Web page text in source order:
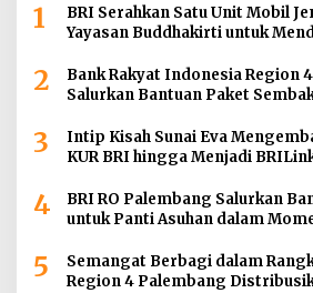
1
BRI Serahkan Satu Unit Mobil
Yayasan Buddhakirti untuk
2
Bank Rakyat Indonesia Region
Salurkan Bantuan Paket
3
Intip Kisah Sunai Eva
KUR BRI hingga Menjadi
4
BRI RO Palembang Salurkan
untuk Panti Asuhan dalam
5
Semangat Berbagi dalam
Region 4 Palembang Distribusikan 45